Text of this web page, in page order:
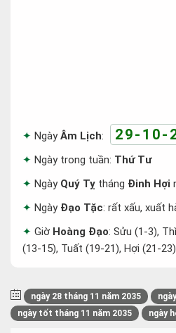
NgàyÂm Lịch: 29-10-
Ngày trong tuần: Thứ Tư
Ngày Quý Tỵ tháng Đinh Hợi
Ngày Đạo Tặc: rất xấu, xuất
Giờ Hoàng Đạo: Sửu (1-3),
(13-15), Tuất (19-21), Hợi (21-23)
ngày 28 tháng 11 năm 2035
ngày tốt tháng 11 năm 2035
ngày